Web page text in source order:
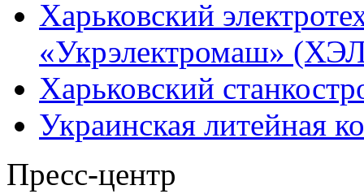
Харьковский
«Укрэлектромаш»
Харьковский
Украинская литейная
Пресс-центр